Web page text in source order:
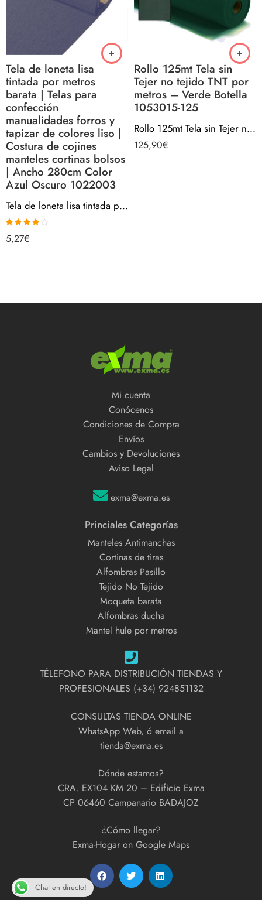
Tela de loneta lisa
tintada por metros
barata | Telas para
confección
manualidades forros y
tapizar de colores liso |
Costura de cojines
manteles cortinas bolsos
| Ancho 280cm Color
Azul Oscuro 1022003
Tela de loneta lisa tintada por metros barata | Telas para confección manualidades forros y tapizar de colores liso | Costura de cojines manteles cortinas bolsos | Ancho 280cm Color Azul Oscuro 1022003
Valorado
con4.00
5,27€
Rollo 125mt Tela sin
Tejer no tejido TNT por
metros – Verde Botella
1053015-125
Rollo 125mt Tela sin Tejer no tejido TNT por metros – Verde Botella 1053015-125
125,90€
Mi cuenta
Conócenos
Condiciones de Compra
Envíos
Cambios y Devoluciones
Aviso Legal
exma@exma.es
Princiales Categorías
Manteles Antimanchas
Cortinas de tiras
Alfombras Pasillo
Tejido No Tejido
Moqueta barata
Alfombras ducha
Mantel hule por metros
TÉLEFONO PARA DISTRIBUCIÓN TIENDAS Y
PROFESIONALES (+34) 924851132
CONSULTAS TIENDA ONLINE
WhatsApp Web, ó email a
tienda@exma.es
Dónde estamos?
CRA. EX104 KM 20 – Edificio Exma
CP 06460 Campanario BADAJOZ
¿Cómo llegar?
Exma-Hogar on Google Maps
Chat en directo!